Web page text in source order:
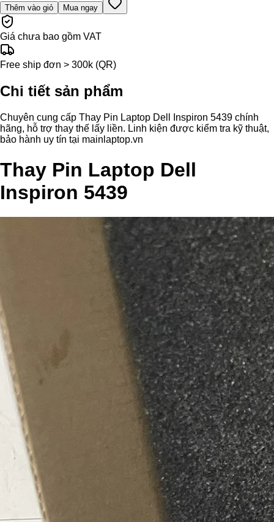
Thêm vào giỏ Mua ngay
Giá chưa bao gồm VAT
Free ship đơn > 300k (QR)
Chi tiết sản phẩm
Chuyên cung cấp Thay Pin Laptop Dell Inspiron 5439 chính
hãng, hỗ trợ thay thế lấy liền. Linh kiện được kiểm tra kỹ thuật,
bảo hành uy tín tại mainlaptop.vn
Thay Pin Laptop Dell
Inspiron 5439